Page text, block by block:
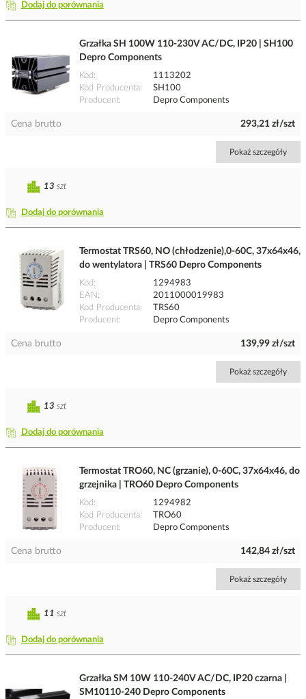
Dodaj do porównania
Grzałka SH 100W 110-230V AC/DC, IP20 | SH100
Depro Components
Kod
1113202
Kod Producenta
SH100
Producent
Depro Components
Cena brutto 293,21 zł/szt
Pokaż szczegóły
Dodaj do porównania
13 szt
Termostat TRS60, NO (chłodzenie),0-60C, 37x64x46,
do wentylatora | TRS60 Depro Components
Kod
1294983
EAN
2011000019983
Kod Producenta
TRS60
Producent
Depro Components
Cena brutto 139,99 zł/szt
Pokaż szczegóły
Dodaj do porównania
13 szt
Termostat TRO60, NC (grzanie), 0-60C, 37x64x46, do
grzejnika | TRO60 Depro Components
Kod
1294982
Kod Producenta
TRO60
Producent
Depro Components
Cena brutto 142,84 zł/szt
Pokaż szczegóły
Dodaj do porównania
11 szt
Grzałka SM 10W 110-240V AC/DC, IP20 czarna |
SM10110-240 Depro Components